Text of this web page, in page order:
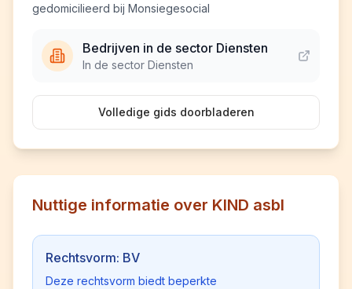
gedomicilieerd bij Monsiegesocial
Bedrijven in de sector Diensten
In de sector Diensten
Volledige gids doorbladeren
Nuttige informatie over KIND asbl
Rechtsvorm: BV
Deze rechtsvorm biedt beperkte